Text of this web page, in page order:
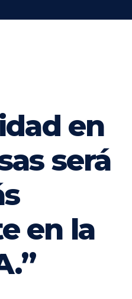
en
será
en la